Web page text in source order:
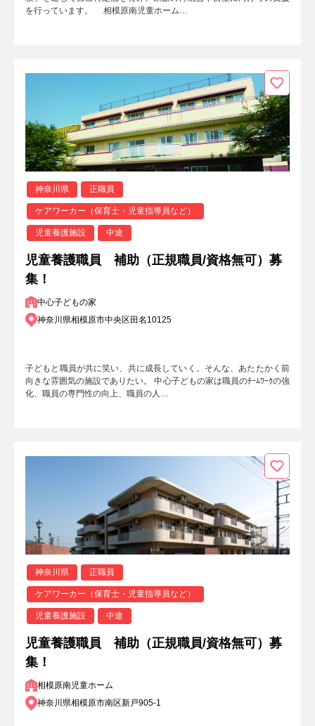
を行っています。 相模原南児童ホーム…
神奈川県 正職員
ケアワーカー（保育士・児童指導員など）
児童養護施設 中途
児童養護職員 補助（正規職員/資格無可）募
集！
中心子どもの家
神奈川県相模原市中央区田名10125
子どもと職員が共に笑い、共に成長していく。そんな、あたたかく前
向きな雰囲気の施設でありたい。 中心子どもの家は職員のﾁｰﾑﾜｰｸの強
化、職員の専門性の向上、職員の人…
神奈川県 正職員
ケアワーカー（保育士・児童指導員など）
児童養護施設 中途
児童養護職員 補助（正規職員/資格無可）募
集！
相模原南児童ホーム
神奈川県相模原市南区新戸905-1